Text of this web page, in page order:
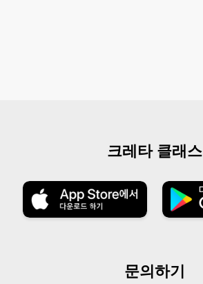
크레타 클래스
문의하기